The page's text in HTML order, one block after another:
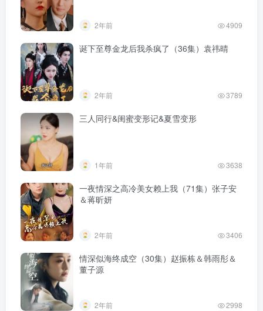
2年前 4909
诞下至尊金龙后我杀疯了（36集）袁祎晴
2年前 3789
三人同行&闺蜜变形记&夏雪变形
1年前 3638
一夜情深之高冷美女赖上我（71集）张子安
＆蒋昕妍
2年前 3406
情深似海终成空（30集）赵振栋＆韩雨彤＆
董子源
2年前 2998